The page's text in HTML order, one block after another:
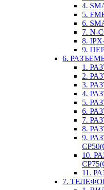
4.
5.
6.
7. N-
8.
9.
6.
1.
2.
3.
4.
5.
6.
7.
8.
9.
10.
11.
7.